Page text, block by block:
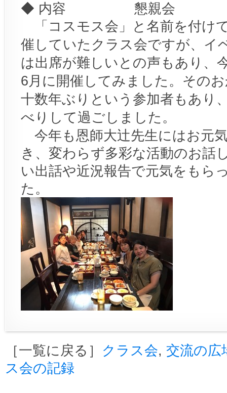
◆ 内容 懇親会
「コスモス会」と名前を付け
催していたクラス会ですが、イ
は出席が難しいとの声もあり、
6月に開催してみました。その
十数年ぶりという参加者もあり
べりして過ごしました。
今年も恩師大辻先生にはお元
き、変わらず多彩な活動のお話
い出話や近況報告で元気をもら
た。
［一覧に戻る］ クラス会, 交流の広
ス会の記録